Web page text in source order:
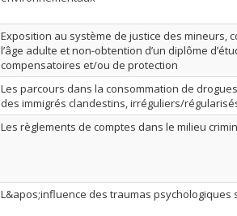
Exposition au système de justice des mineurs,
l’âge adulte et non-obtention d’un diplôme
compensatoires et/ou de protection
Les parcours dans la consommation de
des immigrés clandestins, irréguliers/
Les règlements de comptes dans le milieu
L&apos;influence des traumas